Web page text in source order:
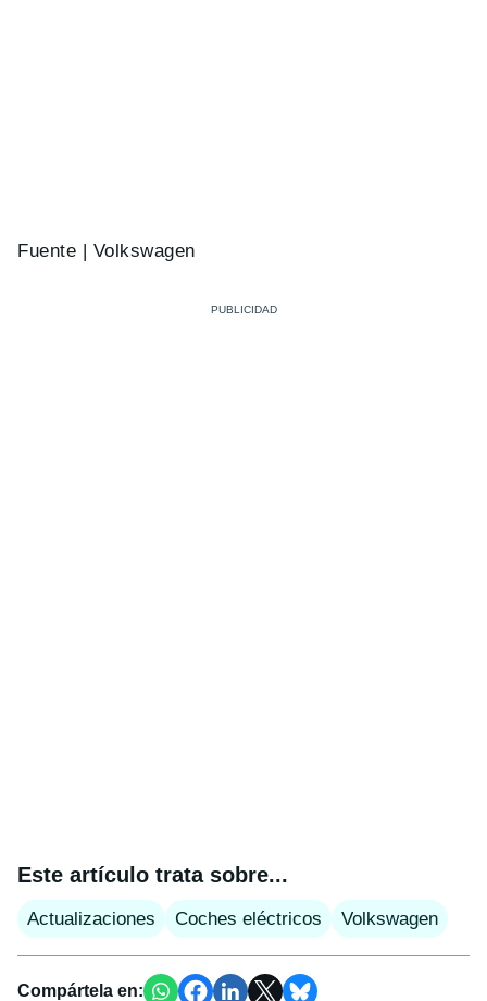
Fuente | Volkswagen
Este artículo trata sobre...
Actualizaciones Coches eléctricos Volkswagen
Compártela en: